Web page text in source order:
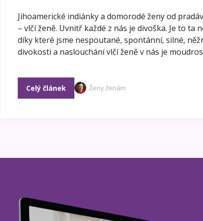
Jihoamerické indiánky a domorodé ženy od
– vlčí ženě. Uvnitř každé z nás je divoška. Je to ta
díky které jsme nespoutané, spontánní, silné,
divokosti a naslouchání vlčí ženě v nás je
Celý článek Ženy ženám